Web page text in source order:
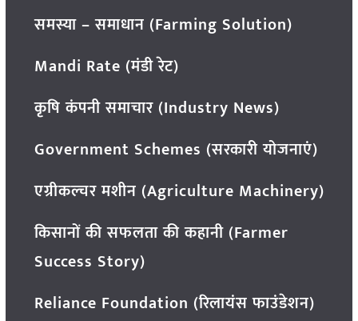
समस्या – समाधान (Farming Solution)
Mandi Rate (मंडी रेट)
कृषि कंपनी समाचार (Industry News)
Government Schemes (सरकारी योजनाएं)
एग्रीकल्चर मशीन (Agriculture Machinery)
किसानों की सफलता की कहानी (Farmer
Success Story)
Reliance Foundation (रिलायंस फाउंडेशन)